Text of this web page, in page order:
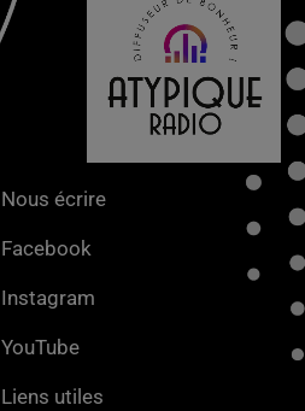
Nous écrire
Facebook
Instagram
YouTube
Liens utiles